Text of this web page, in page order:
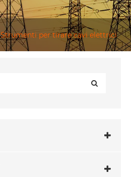
Strumenti per tirare cavi elettrici